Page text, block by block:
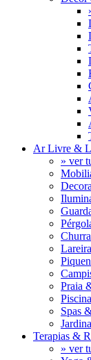
Ar Livre &
» ver
Praia
Spas
Terapias &
» ver